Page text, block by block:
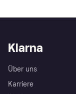
Klarna
Über uns
Karriere